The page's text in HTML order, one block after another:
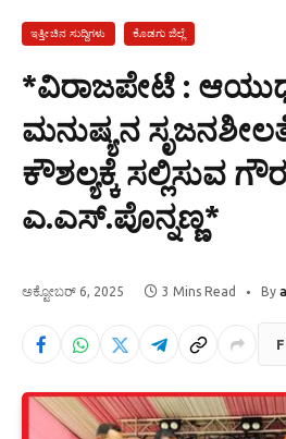
ಇತ್ತೀಚಿನ ಸುದ್ದಿಗಳು ಕೊಡಗು ಜಿಲ್ಲೆ
*ವಿರಾಜಪೇಟೆ :
ಮನುಷ್ಯನ
ಕೌಶಲ್ಯಕ್ಕೆ ಸಲ್ಲಿಸುವ
ಎ.ಎಸ್.ಪೊನ್ನಣ್ಣ*
ಅಕ್ಟೋಬರ್ 6, 2025 3 Mins Read By